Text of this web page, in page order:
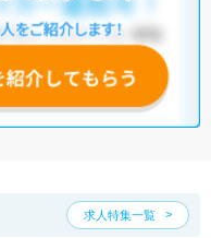
求人特集一覧